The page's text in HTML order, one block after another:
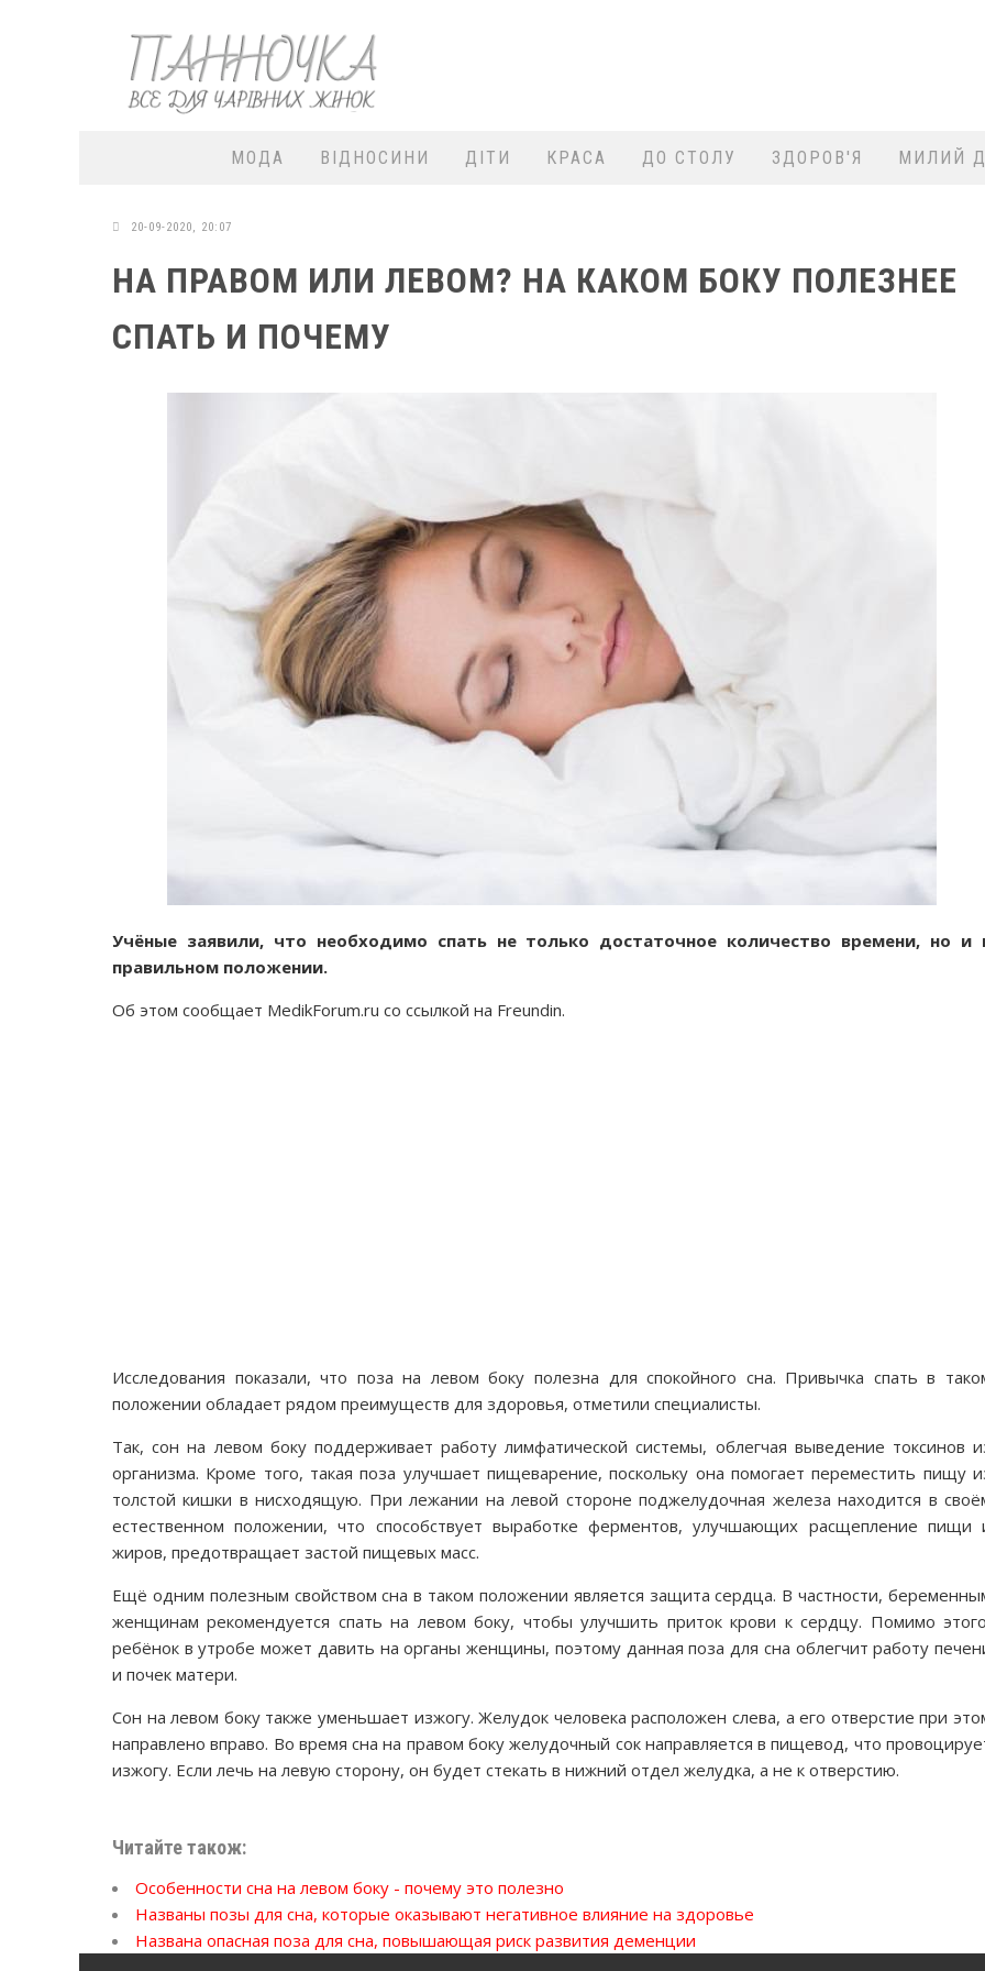
МОДА ВІДНОСИНИ ДІТИ КРАСА ДО СТОЛУ ЗДОРОВ'Я МИЛИЙ
20-09-2020, 20:07
НА ПРАВОМ ИЛИ ЛЕВОМ? НА КАКОМ БОКУ ПОЛЕЗНЕЕ
СПАТЬ И ПОЧЕМУ
Учёные заявили, что необходимо спать не только достаточное количество времени, но и
правильном положении.
Об этом сообщает MedikForum.ru со ссылкой на Freundin.
Исследования показали, что поза на левом боку полезна для спокойного сна. Привычка спать в
положении обладает рядом преимуществ для здоровья, отметили специалисты.
Так, сон на левом боку поддерживает работу лимфатической системы, облегчая выведение токсинов
организма. Кроме того, такая поза улучшает пищеварение, поскольку она помогает переместить пищу
толстой кишки в нисходящую. При лежании на левой стороне поджелудочная железа находится в
естественном положении, что способствует выработке ферментов, улучшающих расщепление пищи
жиров, предотвращает застой пищевых масс.
Ещё одним полезным свойством сна в таком положении является защита сердца. В частности,
женщинам рекомендуется спать на левом боку, чтобы улучшить приток крови к сердцу. Помимо
ребёнок в утробе может давить на органы женщины, поэтому данная поза для сна облегчит работу
и почек матери.
Сон на левом боку также уменьшает изжогу. Желудок человека расположен слева, а его отверстие при
направлено вправо. Во время сна на правом боку желудочный сок направляется в пищевод, что
изжогу. Если лечь на левую сторону, он будет стекать в нижний отдел желудка, а не к отверстию.
Читайте також:
Особенности сна на левом боку - почему это полезно
Названы позы для сна, которые оказывают негативное влияние на здоровье
Названа опасная поза для сна, повышающая риск развития деменции